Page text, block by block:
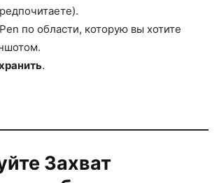
по области, которую вы хотите
.
Захват